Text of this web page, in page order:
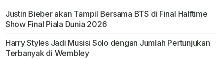
Justin Bieber akan Tampil Bersama BTS di Final Halftime
Show Final Piala Dunia 2026
Harry Styles Jadi Musisi Solo dengan Jumlah Pertunjukan
Terbanyak di Wembley